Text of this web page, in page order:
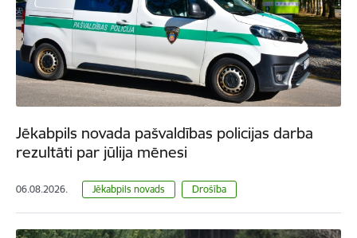
Jēkabpils novada pašvaldības policijas darba
rezultāti par jūlija mēnesi
06.08.2026. Jēkabpils novads Drošība